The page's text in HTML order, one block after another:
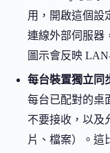
用，開啟這個設
連線外部伺服器
圖示會反映
每台裝置獨立同
每台已配對的桌
不要接收，以及
片、檔案）。這